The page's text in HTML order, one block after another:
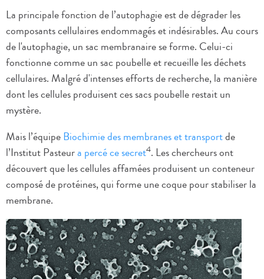
La principale fonction de l’autophagie est de dégrader les
composants cellulaires endommagés et indésirables. Au cours
de l'autophagie, un sac membranaire se forme. Celui-ci
fonctionne comme un sac poubelle et recueille les déchets
cellulaires. Malgré d'intenses efforts de recherche, la manière
dont les cellules produisent ces sacs poubelle restait un
mystère.
Mais l’équipeBiochimie des membranes et transportde
l’Institut Pasteura percé ce secret4. Les chercheurs ont
découvert que les cellules affamées produisent un conteneur
composé de protéines, qui forme une coque pour stabiliser la
membrane.